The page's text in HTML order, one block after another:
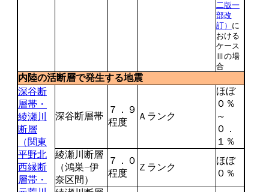
二版一
部改
訂） に
おける
ケース
Ⅲの場
合
内陸の活断層で発生する地震
深谷断
層帯・
綾瀬川
断層
（関東
平野北
西縁断
層帯・
深谷断層帯
７．９
程度
Ａランク
ほぼ
０％
～
０．
１％
綾瀬川断層
（鴻巣−伊
奈区間）
７．０
程度
Ｚランク
ほぼ
０％